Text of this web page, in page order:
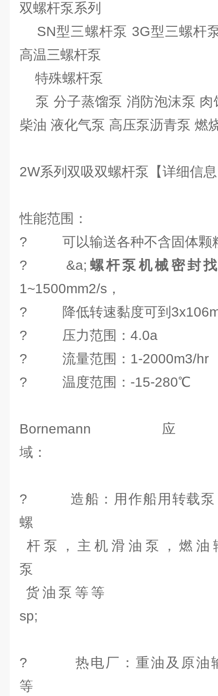
双螺杆泵系列
SN型三螺杆泵 3G型三螺杆
高温三螺杆泵
特殊螺杆泵
泵 分子蒸馏泵 消防泡沫泵 肉
柴油 液化气泵 高压泵沥青泵 燃
2W系列双吸双螺杆泵【
性能范围：
? 可以输送各种不含固体颗
? &a; 螺杆泵机械密封
1~1500mm2/s，
? 降低转速黏度可到
? 压力范围：4.0a
? 流量范围：1-2000m3/hr
? 温度范围：-15-280℃
域
? 造船：用作船用转载泵
螺
杆泵，主机滑油泵，燃油
货油泵等等
? 热电厂：重油及原油输